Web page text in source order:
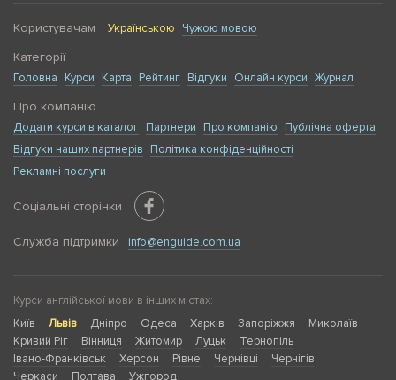
Користувачам Українською Чужою мовою
Категорії
Головна Курси Карта Рейтинг Відгуки Онлайн курси Журнал
Про компанію
Додати курси в каталог Партнери Про компанію
Публічна оферта
Відгуки наших партнерів
Політика конфіденційності
Рекламні послуги
Соціальні сторінки
Служба підтримки info@enguide.com.ua
Курси англійської мови в інших містах:
Київ
Львів Дніпро Одеса Харків Запоріжжя
Миколаїв
Кривий Ріг
Вінниця Житомир Луцьк
Тернопіль
Івано-Франківськ
Херсон Рівне Чернівці
Чернігів
Черкаси
Полтава Ужгород